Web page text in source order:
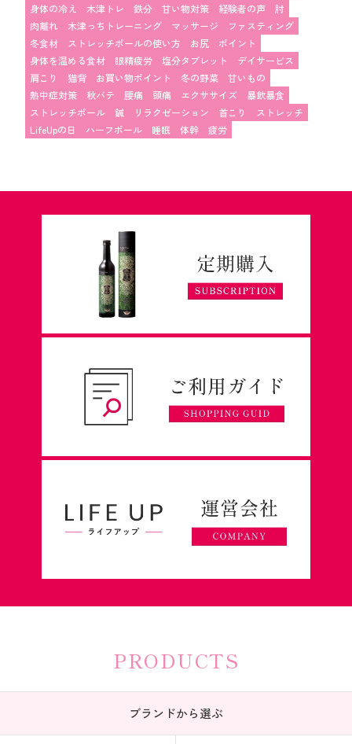
身体の冷え
木津トレ 鉄分 甘い物対策 経験者の声
肘
肉離れ
木津っちトレーニング マッサージ
ファスティング
冬食材
ストレッチポールの使い方 お尻
ポイント
身体を温める食材
眼精疲労 塩分タブレット
デイサービス
肩こり
猫背 お買い物ポイント 冬の野菜
甘いもの
熱中症対策
秋バテ 腰痛 頭痛 エクササイズ
暴飲暴食
ストレッチポール
鍼 リラクゼーション 首こり
ストレッチ
LifeUpの日
ハーフポール 睡眠 体幹 疲労
PRODUCTS
ブランドから選ぶ